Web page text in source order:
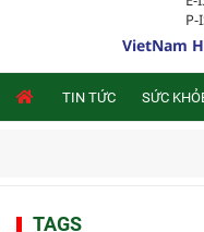
P-
VietNam
TIN TỨC SỨC
TAGS